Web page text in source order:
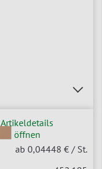
Artikeldetails
öffnen
ab 0,04448 € / St.